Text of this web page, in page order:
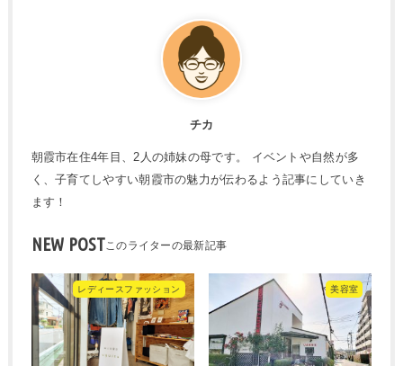
チカ
朝霞市在住4年目、2人の姉妹の母です。 イベントや自然が多
く、子育てしやすい朝霞市の魅力が伝わるよう記事にしていき
ます！
NEW POST
レディースファッション 美容室